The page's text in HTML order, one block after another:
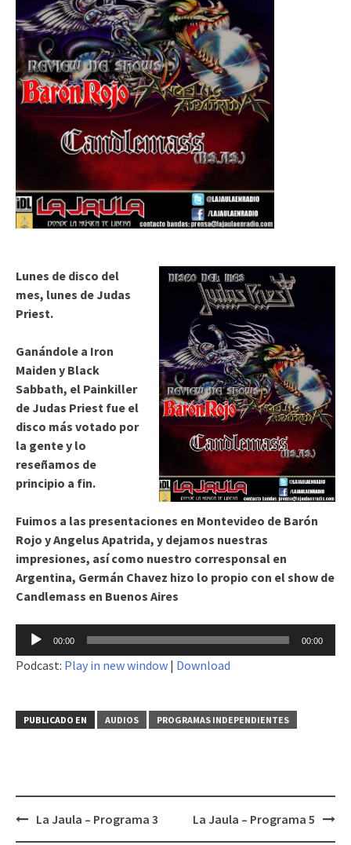
Lunes de disco del
mes, lunes de Judas
Priest.
Ganándole a Iron
Maiden y Black
Sabbath, el Painkiller
de Judas Priest fue el
disco más votado por
la gente y lo
reseñamos de
principio a fin.
Fuimos a las presentaciones en Montevideo de Barón
Rojo y Angelus Apatrida, y dejamos nuestras
impresiones, así como nuestro corresponsal en
Argentina, Germán Chavez hizo lo propio con el show de
Candlemass en Buenos Aires
Reproductor
audio
00:00 00:00
Podcast: Play in new window | Download
PUBLICADO EN AUDIOS PROGRAMAS INDEPENDIENTES
La Jaula – Programa 3 La Jaula – Programa 5